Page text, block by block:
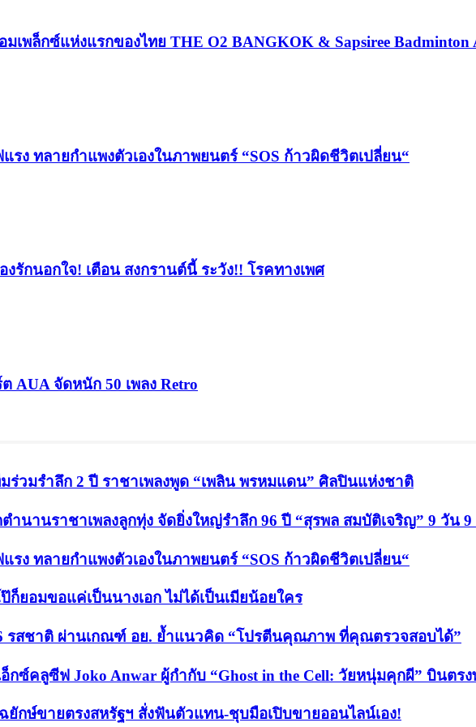
เพล็กซ์แห่งแรกของไทย THE O2 BANGKOK & Sapsiree Badminton
รง ทลายกำแพงตัวเองในภาพยนตร์ “SOS ก้าวผิดชีวิตเปลี่ยน“
รักนอกใจ! เตือน สงกรานต์นี้ ระวัง!! โรคทางเพศ
AUA จัดหนัก 50 เพลง Retro
ร่วมรำลึก 2 ปี ราชาเพลงพูด “เพลิน พรหมแดน” ศิลปินแห่งชาติ
ำนานราชาเพลงลูกทุ่ง จัดยิ่งใหญ่รำลึก 96 ปี “สุรพล สมบัติเจริญ” 9 วัน
รง ทลายกำแพงตัวเองในภาพยนตร์ “SOS ก้าวผิดชีวิตเปลี่ยน“
ยอมขอแค่เป็นนางเอก ไม่ได้เป็นเมียน้อยใคร
รสชาติ ผ่านเกณฑ์ อย. ย้ำแนวคิด “โปรตีนคุณภาพ ที่คุณตรวจสอบได้”
อ็กซ์คลูซีฟ Joko Anwar ผู้กำกับ “Ghost in the Cell: วัยหนุ่มคุกผี” บินตร
กษ์ขายตรงสหรัฐฯ สั่งฟันตัวแทน-ชุบมือเปิบขายออนไลน์เอง!